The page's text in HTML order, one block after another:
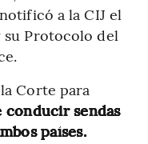
a la CIJ el
su Protocolo del
Corte para
conducir sendas
países.